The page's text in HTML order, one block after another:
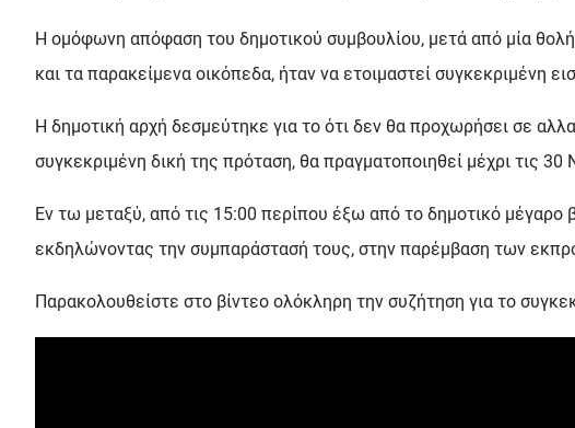
Η ομόφωνη απόφαση του δημοτικού συμβουλίου, μετά από μία
και τα παρακείμενα οικόπεδα, ήταν να ετοιμαστεί συγκεκριμένη
Η δημοτική αρχή δεσμεύτηκε για το ότι δεν θα προχωρήσει σε
συγκεκριμένη δική της πρόταση, θα πραγματοποιηθεί μέχρι τις 30
Εν τω μεταξύ, από τις 15:00 περίπου έξω από το δημοτικό μέγαρο
εκδηλώνοντας την συμπαράστασή τους, στην παρέμβαση των
Παρακολουθείστε στο βίντεο ολόκληρη την συζήτηση για το